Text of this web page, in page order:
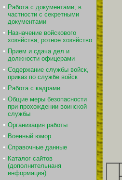
Работа с документами, в
частности с секретными
документами
Назначение войскового
хозяйства, ротное хозяйство
Прием и сдача дел и
должности офицерами
Содержание службы войск,
приказ по службе войск
Работа с кадрами
Общие меры безопасности
при прохождении воинской
службы
Организация работы
Военный юмор
Справочные данные
Каталог сайтов
(дополнительнаня
информация)